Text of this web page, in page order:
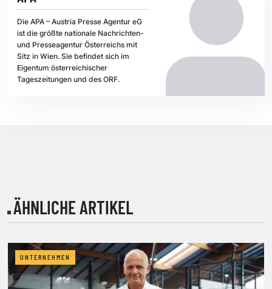
Die APA – Austria Presse Agentur eG
ist die größte nationale Nachrichten-
und Presseagentur Österreichs mit
Sitz in Wien. Sie befindet sich im
Eigentum österreichischer
Tageszeitungen und des ORF.
ÄHNLICHE ARTIKEL
UNTERNEHMEN